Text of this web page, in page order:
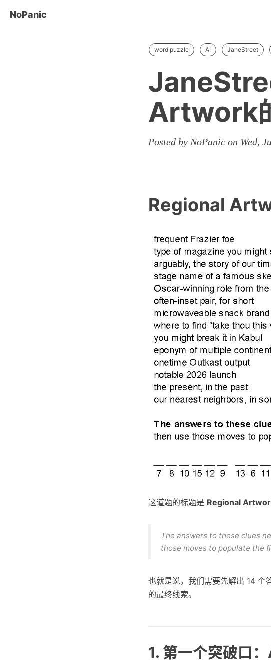
NoPanic
word puzzle AI JaneStreet
Artwork
Posted by NoPanic on Wed,
Regional
这道题的标题是 Regional
The answers to these clues
those moves to populate the
也就是说，我们需要先解出 14 个
的最终线索。
1. 第一个突破口